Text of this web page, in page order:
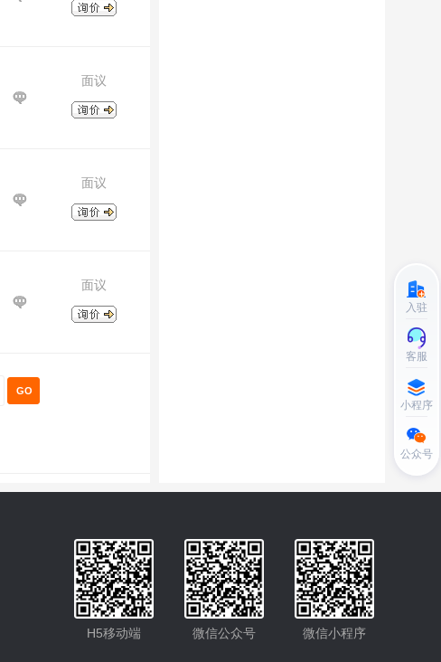
面议
面议
面议
微信小程序
微信公众号
H5移动端
入驻
客服
小程序
公众号